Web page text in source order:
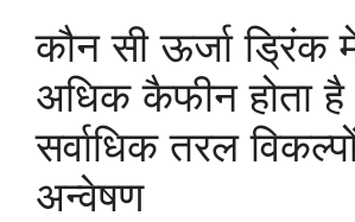
कौन सी ऊर्जा ड्रिंक
अधिक कैफीन होता
सर्वाधिक तरल
अन्वेषण